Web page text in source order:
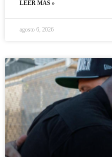
LEER MÁS »
agosto 6, 2026